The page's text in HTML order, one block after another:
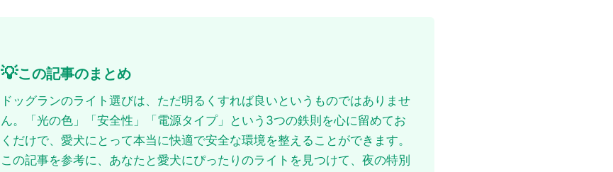
💡この記事のまとめ
ドッグランのライト選びは、ただ明るくすれば良いというものではありませ
ん。「光の色」「安全性」「電源タイプ」という3つの鉄則を心に留めてお
くだけで、愛犬にとって本当に快適で安全な環境を整えることができます。
この記事を参考に、あなたと愛犬にぴったりのライトを見つけて、夜の特別